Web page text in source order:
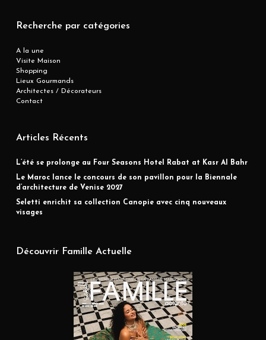
Recherche par catégories
A la une
Visite Maison
Shopping
Lieux Gourmands
Architectes / Décorateurs
Contact
Articles Récents
L’été se prolonge au Four Seasons Hotel Rabat at Kasr Al Bahr
Le Maroc lance le concours de son pavillon pour la Biennale
d’architecture de Venise 2027
Seletti enrichit sa collection Canopie avec cinq nouveaux
visages
Découvrir Famille Actuelle